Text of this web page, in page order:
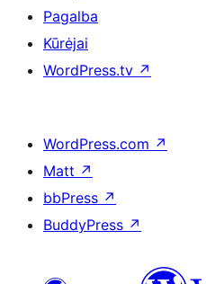
Pagalba
Kūrėjai
WordPress.tv ↗
WordPress.com ↗
Matt ↗
bbPress ↗
BuddyPress ↗